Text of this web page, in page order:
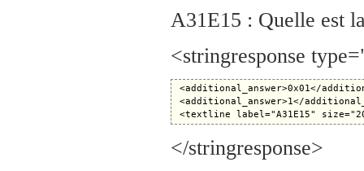
A31E15 : Quelle est
<stringresponse
<additional_answer>0x01</
<additional_answer>1</
</stringresponse>